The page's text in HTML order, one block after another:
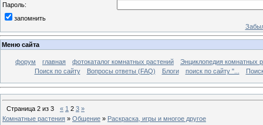
Пароль:
запомнить
Меню сайта
форум главная фотокаталог комнатных растений
Энциклопедия комнатных
Поиск по сайту
Вопросы ответы (FAQ) Блоги поиск по сайту "...
Страница 2 из 3 « 1 2 3 »
Комнатные растения » Общение » Раскраска, игры и многое другое